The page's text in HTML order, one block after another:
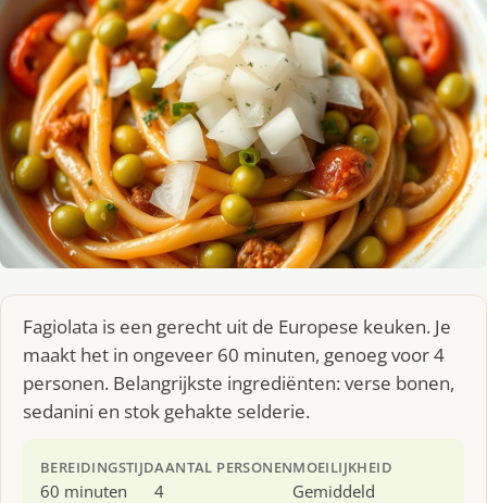
Fagiolata is een gerecht uit de Europese keuken. Je
maakt het in ongeveer 60 minuten, genoeg voor 4
personen. Belangrijkste ingrediënten: verse bonen,
sedanini en stok gehakte selderie.
BEREIDINGSTIJD
60 minuten
AANTAL PERSONEN
4
MOEILIJKHEID
Gemiddeld